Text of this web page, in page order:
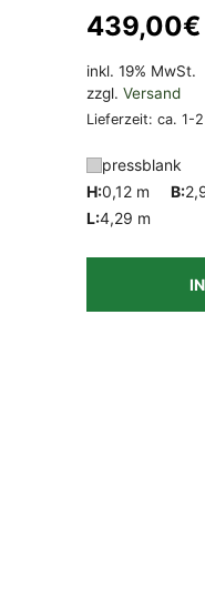
439,00€
inkl. 19% MwSt.
zzgl.Versand
Lieferzeit: ca. 1-
pressblank
H:0,12 m B:
L:4,29 m